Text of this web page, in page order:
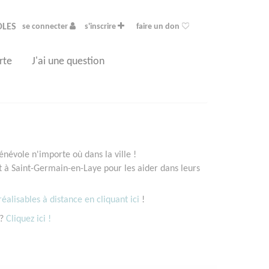
se connecter s'inscrire faire un don
J'ai une question
n'importe où dans la ville !
Saint-Germain-en-Laye pour les aider dans leurs
à distance en cliquant ici !
Cliquez ici !